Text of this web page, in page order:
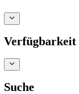
Verfügbarkeit
Suche